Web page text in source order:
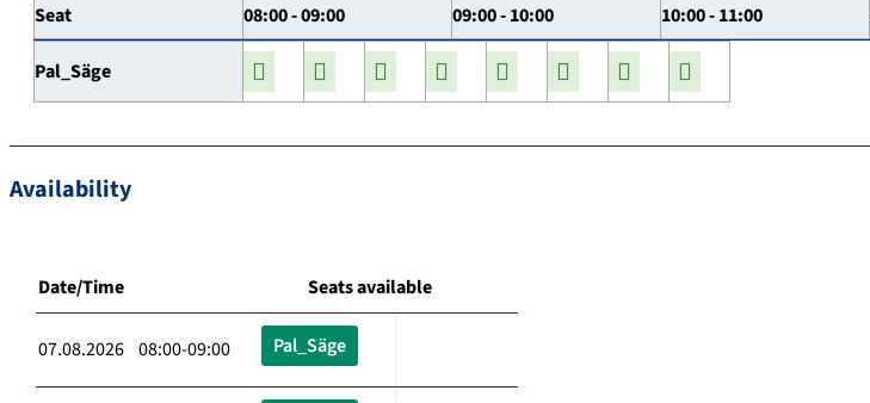
Seat 08:00 - 09:00 09:00 - 10:00 10:00 - 11:00
Pal_Säge
Availability
Date/Time Seats available
07.08.2026 08:00-09:00 Pal_Säge